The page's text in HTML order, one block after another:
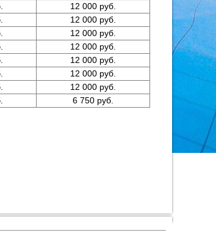
12 000 руб.
12 000 руб.
12 000 руб.
12 000 руб.
12 000 руб.
12 000 руб.
12 000 руб.
6 750 руб.